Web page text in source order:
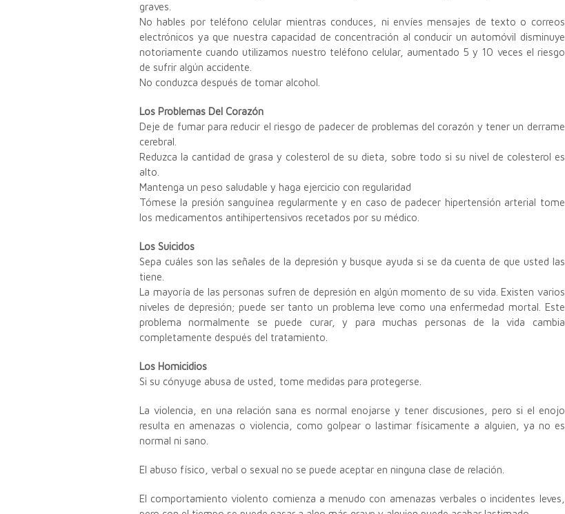
graves.
No hables por teléfono celular mientras conduces, ni envíes mensajes de texto o correos
electrónicos ya que nuestra capacidad de concentración al conducir un automóvil disminuye
notoriamente cuando utilizamos nuestro teléfono celular, aumentado 5 y 10 veces el riesgo
de sufrir algún accidente.
No conduzca después de tomar alcohol.
Los Problemas Del Corazón
Deje de fumar para reducir el riesgo de padecer de problemas del corazón y tener un derrame
cerebral.
Reduzca la cantidad de grasa y colesterol de su dieta, sobre todo si su nivel de colesterol es
alto.
Mantenga un peso saludable y haga ejercicio con regularidad
Tómese la presión sanguínea regularmente y en caso de padecer hipertensión arterial tome
los medicamentos antihipertensivos recetados por su médico.
Los Suicidos
Sepa cuáles son las señales de la depresión y busque ayuda si se da cuenta de que usted las
tiene.
La mayoría de las personas sufren de depresión en algún momento de su vida. Existen varios
niveles de depresión; puede ser tanto un problema leve como una enfermedad mortal. Este
problema normalmente se puede curar, y para muchas personas de la vida cambia
completamente después del tratamiento.
Los Homicidios
Si su cónyuge abusa de usted, tome medidas para protegerse.
La violencia, en una relación sana es normal enojarse y tener discusiones, pero si el enojo
resulta en amenazas o violencia, como golpear o lastimar físicamente a alguien, ya no es
normal ni sano.
El abuso físico, verbal o sexual no se puede aceptar en ninguna clase de relación.
El comportamiento violento comienza a menudo con amenazas verbales o incidentes leves,